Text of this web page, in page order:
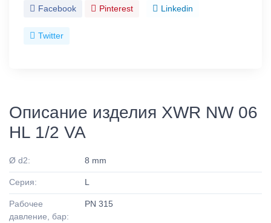
Facebook Pinterest Linkedin
Twitter
Описание изделия XWR NW 06
HL 1/2 VA
Ø d2: 8 mm
Серия: L
Рабочее
давление, бар:
PN 315